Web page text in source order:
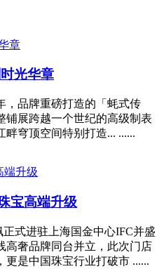
光华章
，品牌重磅打造的「蚝式传
铺展跨越一个世纪的高级制表
穹顶空间特别打造... ......
宝高端升级
式进驻上海国金中心IFC并盛
高奢品牌同台并立，此次门店
是中国珠宝行业打破市 ......